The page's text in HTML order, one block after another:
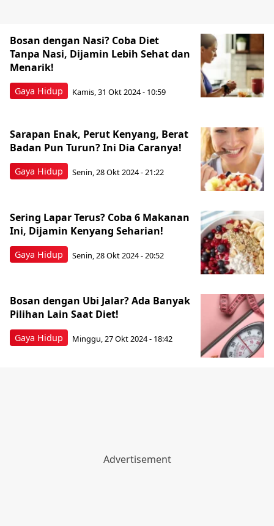
Gaya Hidup
Bosan dengan Nasi? Coba Diet
Tanpa Nasi, Dijamin Lebih Sehat dan
Menarik!
Kamis, 31 Okt 2024 - 10:59
Gaya Hidup
Sarapan Enak, Perut Kenyang, Berat
Badan Pun Turun? Ini Dia Caranya!
Senin, 28 Okt 2024 - 21:22
Gaya Hidup
Sering Lapar Terus? Coba 6 Makanan
Ini, Dijamin Kenyang Seharian!
Senin, 28 Okt 2024 - 20:52
Gaya Hidup
Bosan dengan Ubi Jalar? Ada Banyak
Pilihan Lain Saat Diet!
Minggu, 27 Okt 2024 - 18:42